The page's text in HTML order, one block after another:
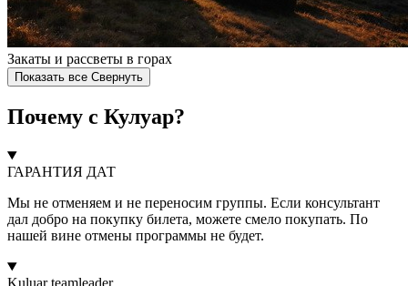
Закаты и рассветы в горах
Показать все Свернуть
Почему с Кулуар?
ГАРАНТИЯ ДАТ
Мы не отменяем и не переносим группы. Если консультант
дал добро на покупку билета, можете смело покупать. По
нашей вине отмены программы не будет.